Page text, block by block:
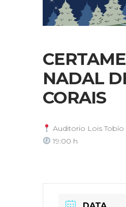
NADAL
CORAIS
Auditorio Lois Tobío
19:00 h